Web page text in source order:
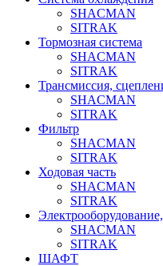
SHACMAN
SITRAK
Тормозная система
SHACMAN
SITRAK
Трансмиссия,
SHACMAN
SITRAK
Фильтр
SHACMAN
SITRAK
Ходовая часть
SHACMAN
SITRAK
SHACMAN
SITRAK
ШАФТ